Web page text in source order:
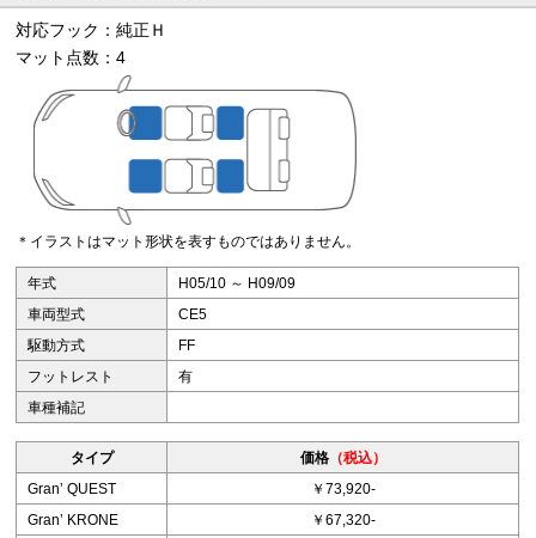
対応フック：純正Ｈ
マット点数：4
＊イラストはマット形状を表すものではありません。
年式
H05/10 ～ H09/09
車両型式
CE5
駆動方式
FF
フットレスト
有
車種補記
タイプ 価格（税込）
Granʼ QUEST
￥73,920-
Granʼ KRONE
￥67,320-